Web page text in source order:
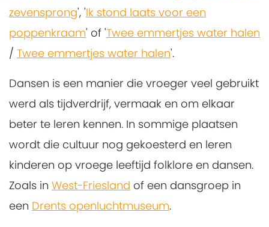
zevensprong', 'Ik stond laats voor een
poppenkraam' of 'Twee emmertjes water halen
/ Twee emmertjes water halen'.
Dansen is een manier die vroeger veel gebruikt
werd als tijdverdrijf, vermaak en om elkaar
beter te leren kennen. In sommige plaatsen
wordt die cultuur nog gekoesterd en leren
kinderen op vroege leeftijd folklore en dansen.
Zoals in West-Friesland of een dansgroep in
een Drents openluchtmuseum.